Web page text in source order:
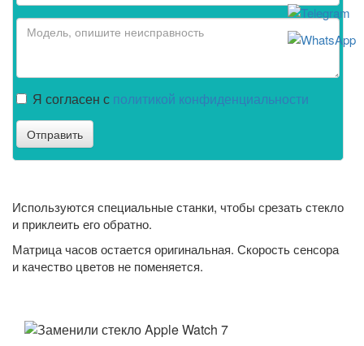
Я согласен с политикой конфиденциальности
Отправить
Используются специальные станки, чтобы срезать стекло
и приклеить его обратно.
Матрица часов остается оригинальная. Скорость сенсора
и качество цветов не поменяется.